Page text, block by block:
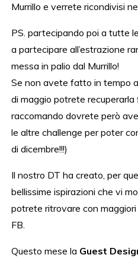
Murrillo e verrete ricondivisi
PS. partecipando poi a tutte
a partecipare all’estrazione
messa in palio dal Murrillo!
Se non avete fatto in tempo
di maggio potrete recuperarla
raccomando dovrete però
le altre challenge per poter
di dicembre!!!)
Il nostro DT ha creato, per
bellissime ispirazioni che vi
potrete ritrovare con
FB.
Questo mese la Guest